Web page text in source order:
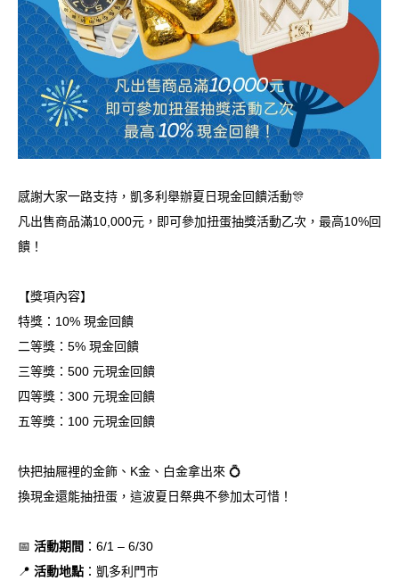
感謝大家一路支持，凱多利舉辦夏日現金回饋活動🎊
凡出售商品滿10,000元，即可參加扭蛋抽獎活動乙次，最高10%回
饋！
【獎項內容】
特獎：10% 現金回饋
二等獎：5% 現金回饋
三等獎：500 元現金回饋
四等獎：300 元現金回饋
五等獎：100 元現金回饋
快把抽屜裡的金飾、K金、白金拿出來 💍
換現金還能抽扭蛋，這波夏日祭典不參加太可惜！
📅 活動期間 ：6/1 – 6/30
📍 活動地點 ：凱多利門市